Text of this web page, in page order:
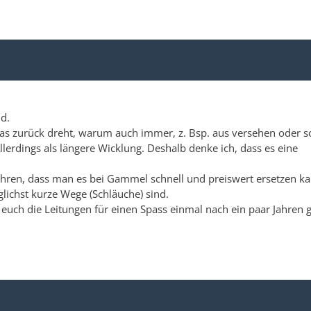
zurück dreht, warum auch immer, z. Bsp. aus versehen oder
als längere Wicklung. Deshalb denke ich, dass es eine
dass man es bei Gammel schnell und preiswert ersetzen
kurze Wege (Schläuche) sind.
die Leitungen für einen Spass einmal nach ein paar Jahren